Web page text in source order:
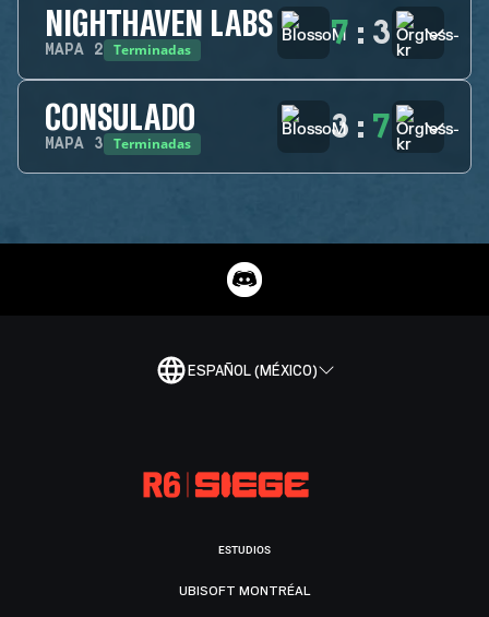
NIGHTHAVEN LABS
MAPA 2 Terminadas 7 : 3
CONSULADO
MAPA 3 Terminadas 3 : 7
ESPAÑOL (MÉXICO)
ESTUDIOS
UBISOFT MONTRÉAL